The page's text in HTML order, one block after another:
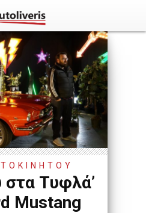
στα Τυφλά’
Mustang